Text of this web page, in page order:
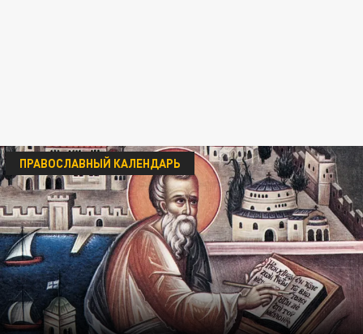
ПРАВОСЛАВНЫЙ КАЛЕНДАРЬ